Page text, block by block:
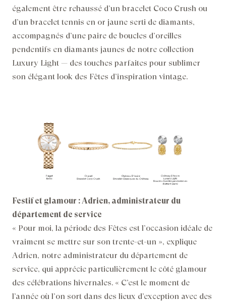
également être rehaussé d’un bracelet Coco Crush ou
d’un bracelet tennis en or jaune serti de diamants,
accompagnés d’une paire de boucles d’oreilles
pendentifs en diamants jaunes de notre collection
Luxury Light — des touches parfaites pour sublimer
son élégant look des Fêtes d’inspiration vintage.
Festif et glamour : Adrien, administrateur du
département de service
« Pour moi, la période des Fêtes est l’occasion idéale de
vraiment se mettre sur son trente-et-un », explique
Adrien, notre administrateur du département de
service, qui apprécie particulièrement le côté glamour
des célébrations hivernales. « C’est le moment de
l’année où l’on sort dans des lieux d’exception avec des